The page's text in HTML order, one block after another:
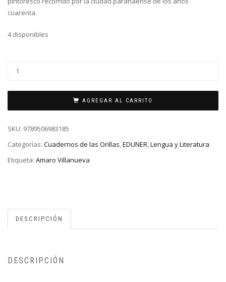
cuarenta.
4 disponibles
AGREGAR AL CARRITO
SKU: 9789506983185
Categorías: Cuadernos de las Orillas,EDUNER,Lengua y Literatura
Etiqueta: Amaro Villanueva
DESCRIPCIÓN
DESCRIPCIÓN